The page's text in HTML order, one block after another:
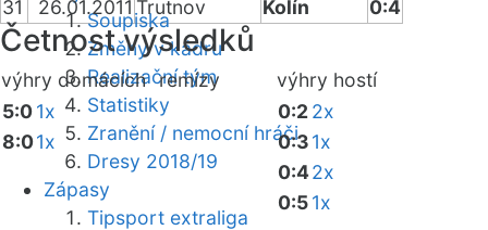
Soupiska
Změny v kádru
Realizační tým
Statistiky
Zranění / nemocní hráči
Dresy 2018/19
Zápasy
Tipsport extraliga
31
26.01.2011 Trutnov Kolín 0:4
Četnost výsledků
výhry domácíchremízy výhry hostí
5:01x
8:01x
0:22x
0:31x
0:42x
0:51x